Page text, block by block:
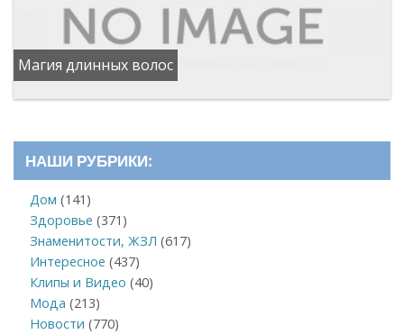
Магия длинных волос
НАШИ РУБРИКИ:
Дом (141)
Здоровье (371)
Знаменитости, ЖЗЛ (617)
Интересное (437)
Клипы и Видео (40)
Мода (213)
Новости (770)